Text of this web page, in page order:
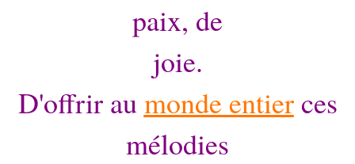
paix, de
joie.
D'offrir aumonde entierces
mélodies